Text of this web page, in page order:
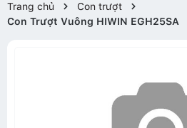
Trang chủ
Con trượt
Con Trượt Vuông HIWIN EGH25SA